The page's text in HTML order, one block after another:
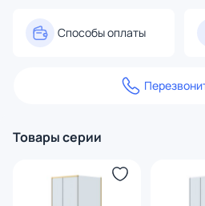
Способы оплаты
Товары серии